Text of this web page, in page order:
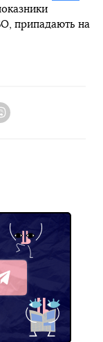
припадають на